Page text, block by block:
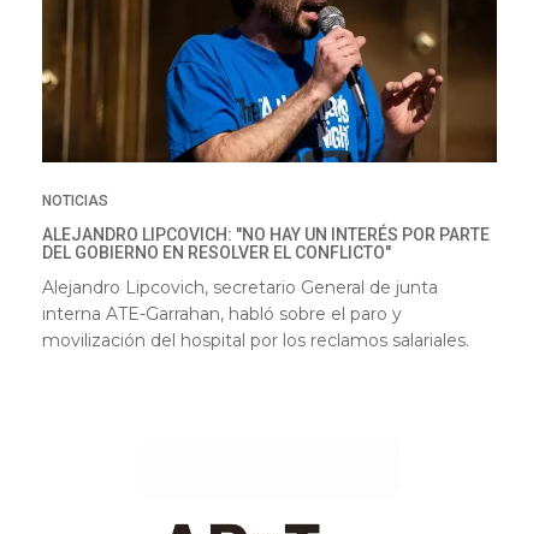
NOTICIAS
ALEJANDRO LIPCOVICH: "NO HAY UN INTERÉS POR PARTE
DEL GOBIERNO EN RESOLVER EL CONFLICTO"
Alejandro Lipcovich, secretario General de junta
interna ATE-Garrahan, habló sobre el paro y
movilización del hospital por los reclamos salariales.